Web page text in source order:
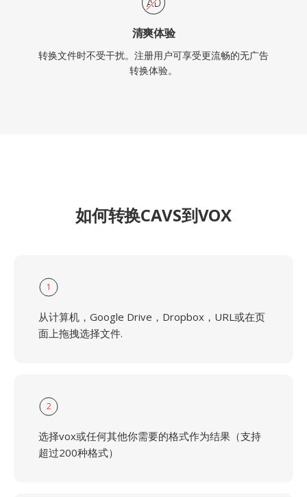
清爽体验
转换文件时不受干扰。注册用户可享受更流畅的无广告
转换体验。
如何转换CAVS到VOX
1
从计算机，Google Drive，Dropbox，URL或在页
面上拖拽选择文件.
2
选择vox或任何其他你需要的格式作为结果（支持
超过200种格式）